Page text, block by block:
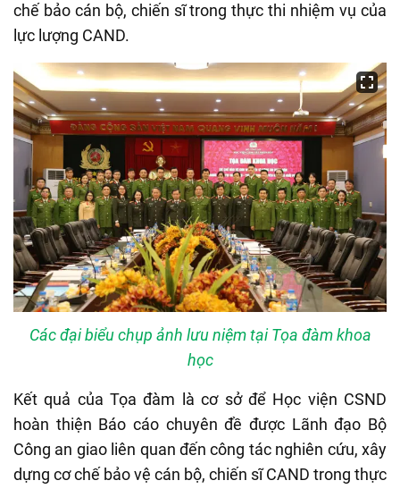
chế bảo cán bộ, chiến sĩ trong thực thi nhiệm vụ của
lực lượng CAND.
Các đại biểu chụp ảnh lưu niệm tại Tọa đàm khoa
học
Kết quả của Tọa đàm là cơ sở để Học viện CSND
hoàn thiện Báo cáo chuyên đề được Lãnh đạo Bộ
Công an giao liên quan đến công tác nghiên cứu, xây
dựng cơ chế bảo vệ cán bộ, chiến sĩ CAND trong thực